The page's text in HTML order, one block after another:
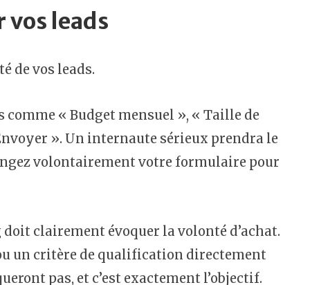
vos leads
de vos leads.
comme « Budget mensuel », « Taille de
». Un internaute sérieux prendra le
volontairement votre formulaire pour
clairement évoquer la volonté d’achat.
un critère de qualification directement
pas, et c’est exactement l’objectif.